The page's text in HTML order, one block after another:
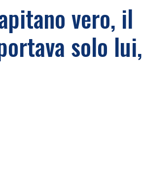
vero, il
solo lui,